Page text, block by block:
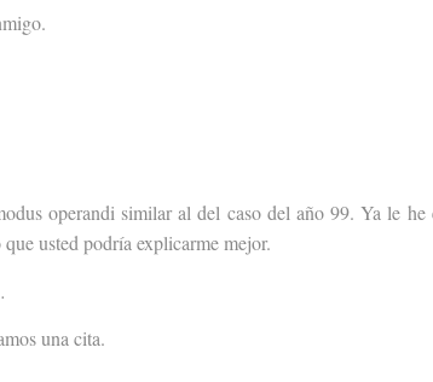
operandi similar al del caso del año 99. Ya le he
usted podría explicarme mejor.
una cita.